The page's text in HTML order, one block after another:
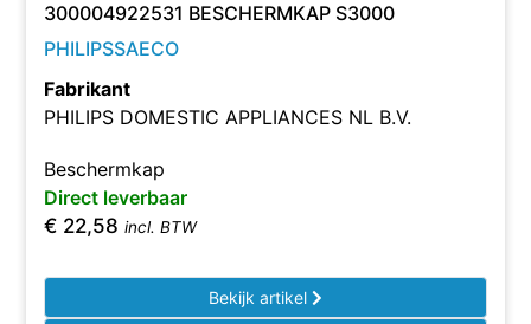
300004922531 BESCHERMKAP S3000
PHILIPSSAECO
Fabrikant
PHILIPS DOMESTIC APPLIANCES NL B.V.
Beschermkap
Direct leverbaar
€ 22,58 incl. BTW
Bekijk artikel